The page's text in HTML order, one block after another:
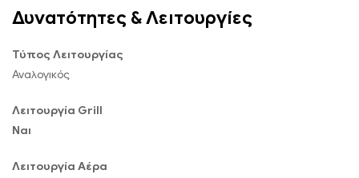
Δυνατότητες & Λειτουργίες
Τύπος Λειτουργίας
Αναλογικός
Λειτουργία Grill
Ναι
Λειτουργία Αέρα